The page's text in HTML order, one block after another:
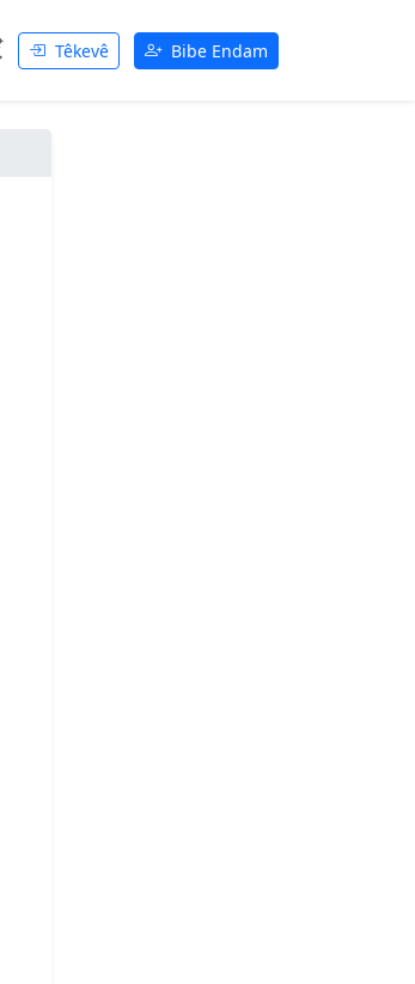
Têkevê Bibe Endam